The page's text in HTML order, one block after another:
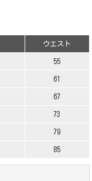
ウエスト
55
61
67
73
79
85